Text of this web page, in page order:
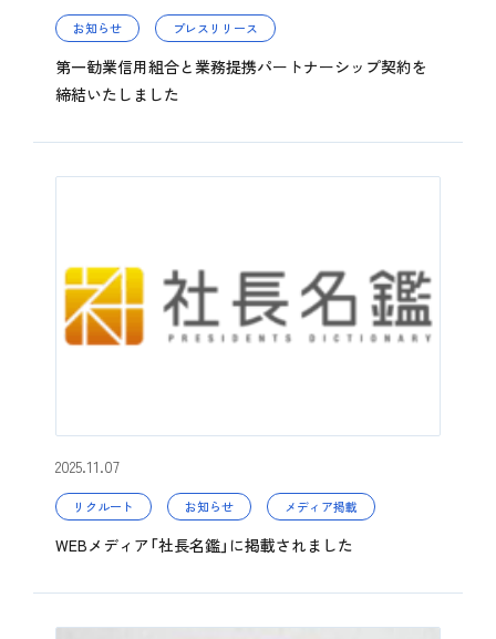
お知らせ プレスリリース
第一勧業信用組合と業務提携パートナーシップ契約を
締結いたしました
2025.11.07
リクルート お知らせ メディア掲載
WEBメディア「社長名鑑」に掲載されました